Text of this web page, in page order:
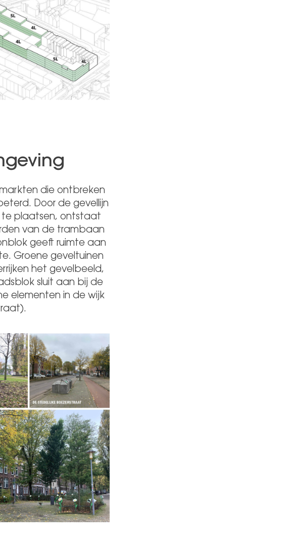
die ontbreken
Door de gevellijn
plaatsen, ontstaat
van de trambaan
geeft ruimte aan
Groene geveltuinen
het gevelbeeld,
sluit aan bij de
elementen in de wijk